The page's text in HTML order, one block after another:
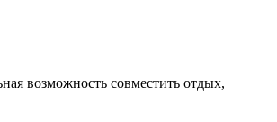
возможность совместить отдых,